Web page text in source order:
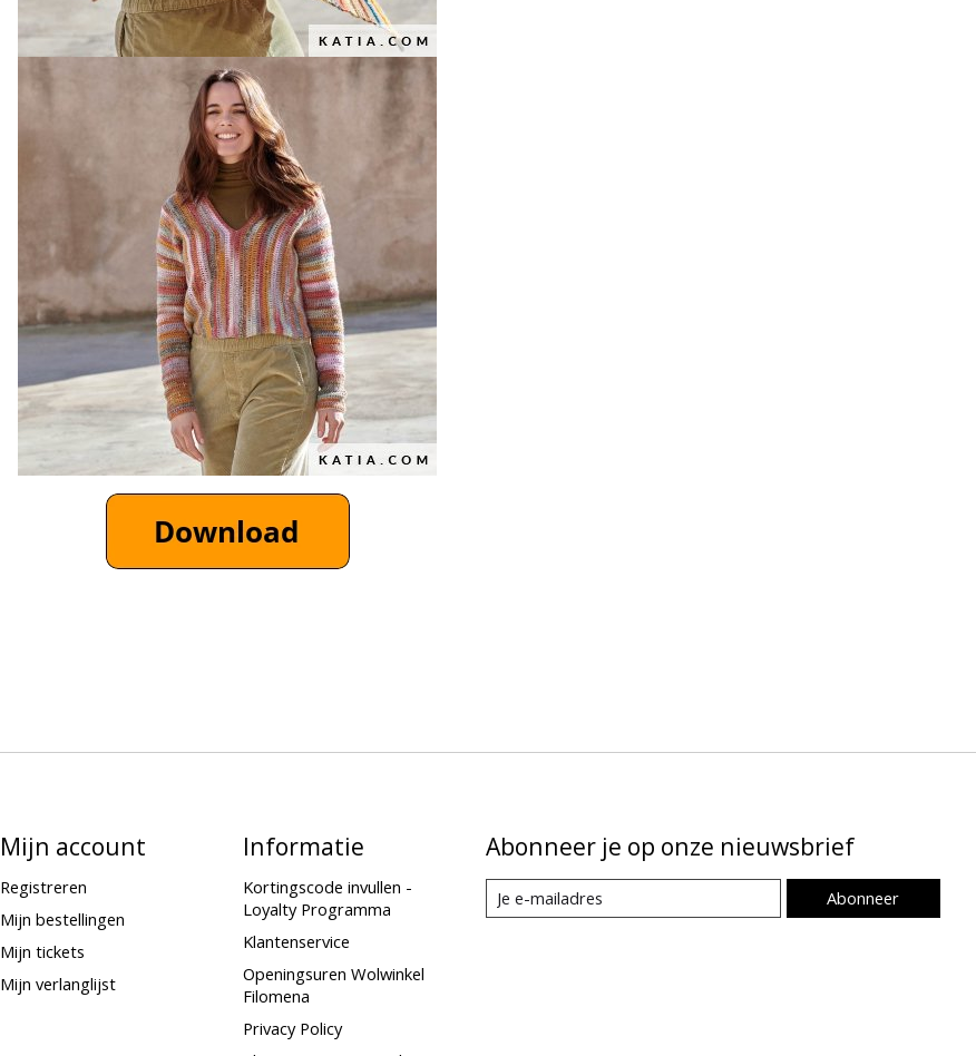
Mijn account
Registreren
Mijn bestellingen
Mijn tickets
Mijn verlanglijst
Informatie
Kortingscode invullen -
Loyalty Programma
Klantenservice
Openingsuren Wolwinkel
Filomena
Privacy Policy
Abonneer je op onze nieuwsbrief
Abonneer